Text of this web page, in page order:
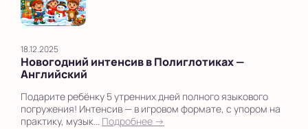
18.12.2025
Новогодний интенсив в Полиглотиках —
Английский
Подарите ребёнку 5 утренних дней полного языкового
погружения! Интенсив — в игровом формате, с упором на
практику, музык... Подробнее →